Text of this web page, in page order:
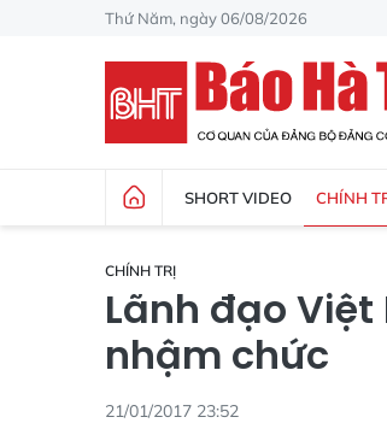
Thứ Năm, ngày 06/08/2026
SHORT VIDEO CHÍNH
CHÍNH TRỊ
Lãnh đạo
nhậm chức
21/01/2017 23:52